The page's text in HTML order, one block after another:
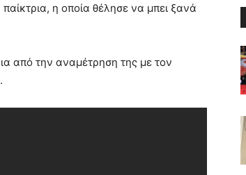
η οποία θέλησε να μπει ξανά
από την αναμέτρηση της με τον